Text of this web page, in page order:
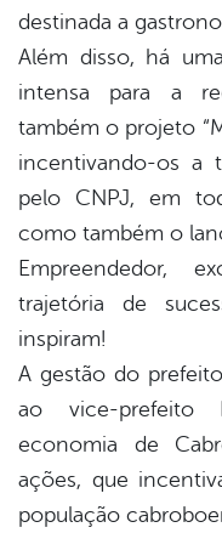
destinada a
Além disso, há
intensa para a
também o projeto
incentivando-os a
pelo CNPJ, em
como também o
Empreendedor,
trajetória de
inspiram!
A gestão do
ao vice-prefeito
economia de
ações, que
população